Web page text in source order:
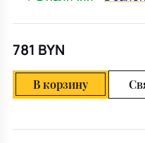
781 BYN
В корзину